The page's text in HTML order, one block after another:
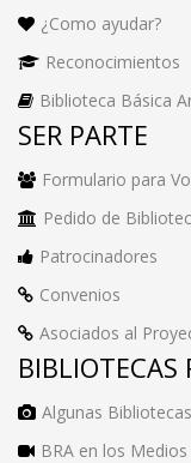
¿Como ayudar?
Reconocimientos
Biblioteca Básica
SER PARTE
Formulario para
Pedido de
Patrocinadores
Convenios
Asociados al
BIBLIOTECAS
Algunas
BRA en los Medios